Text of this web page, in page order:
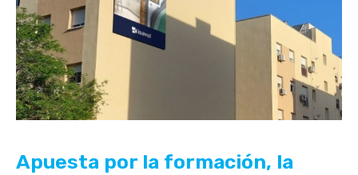
Apuesta por la formación, la